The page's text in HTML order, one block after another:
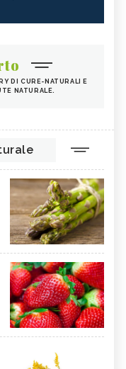
DI CURE-NATURALI E
NATURALE.